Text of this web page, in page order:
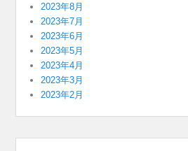
2023年8月
2023年7月
2023年6月
2023年5月
2023年4月
2023年3月
2023年2月